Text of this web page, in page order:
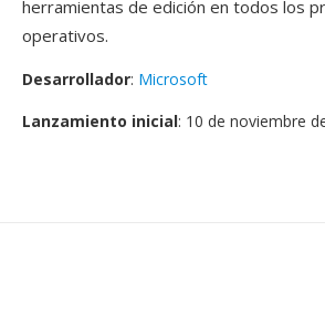
herramientas de edición en todos los
operativos.
Desarrollador: Microsoft
Lanzamiento inicial: 10 de noviembre